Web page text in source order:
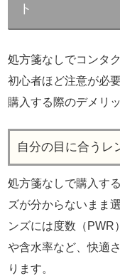
ト
処方箋なしでコンタ
初心者ほど注意が必
購入する際のデメリ
自分の目に合うレ
処方箋なしで購入す
ズが分からないまま
ンズには度数（PWR
や含水率など、快適
ります。